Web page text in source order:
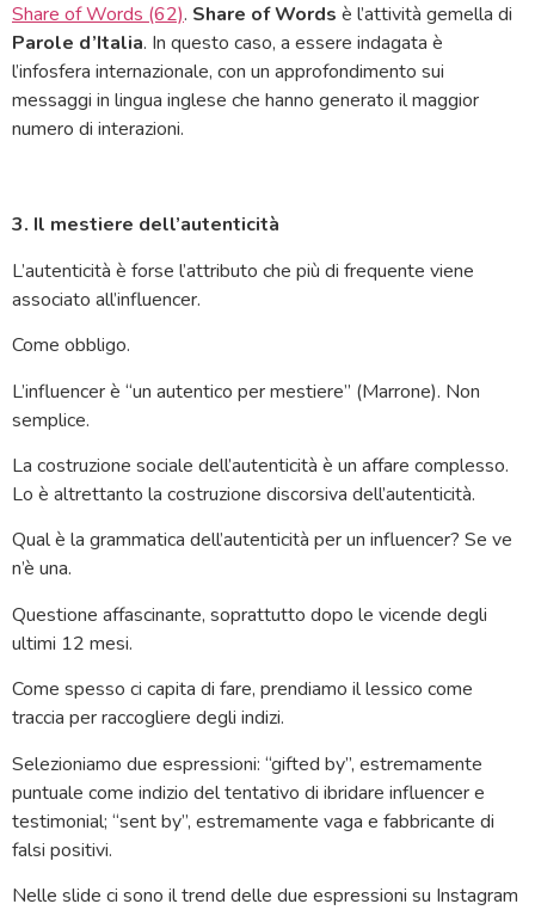
Share of Words (62). Share of Words è l’attività gemella di
Parole d’Italia. In questo caso, a essere indagata è
l’infosfera internazionale, con un approfondimento sui
messaggi in lingua inglese che hanno generato il maggior
numero di interazioni.
3. Il mestiere dell’autenticità
L’autenticità è forse l’attributo che più di frequente viene
associato all’influencer.
Come obbligo.
L’influencer è “un autentico per mestiere” (Marrone). Non
semplice.
La costruzione sociale dell’autenticità è un affare complesso.
Lo è altrettanto la costruzione discorsiva dell’autenticità.
Qual è la grammatica dell’autenticità per un influencer? Se ve
n’è una.
Questione affascinante, soprattutto dopo le vicende degli
ultimi 12 mesi.
Come spesso ci capita di fare, prendiamo il lessico come
traccia per raccogliere degli indizi.
Selezioniamo due espressioni: “gifted by”, estremamente
puntuale come indizio del tentativo di ibridare influencer e
testimonial; “sent by”, estremamente vaga e fabbricante di
falsi positivi.
Nelle slide ci sono il trend delle due espressioni su Instagram